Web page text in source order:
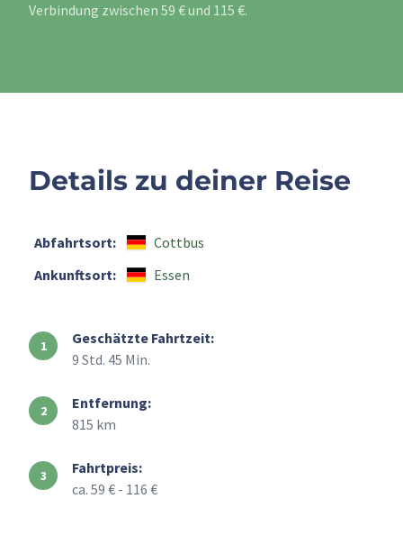
Verbindung zwischen 59 € und 115 €.
Details zu deiner Reise
Abfahrtsort:
Cottbus
Ankunftsort:
Essen
Geschätzte Fahrtzeit:
9 Std. 45 Min.
Entfernung:
815 km
Fahrtpreis:
ca. 59 € - 116 €